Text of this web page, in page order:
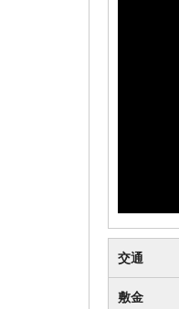
交通
敷金